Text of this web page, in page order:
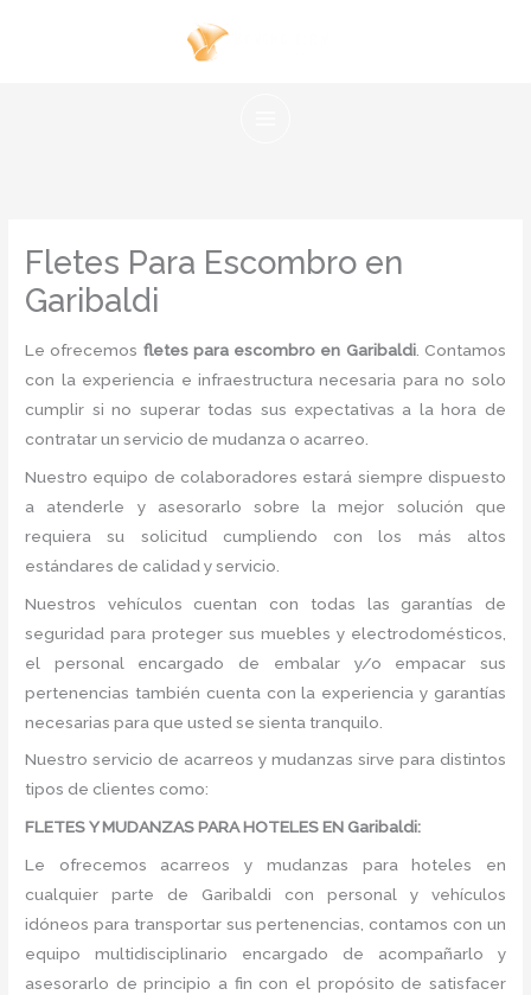
Fletes Para Escombro en
Garibaldi
Le ofrecemos fletes para escombro en Garibaldi. Contamos
con la experiencia e infraestructura necesaria para no solo
cumplir si no superar todas sus expectativas a la hora de
contratar un servicio de mudanza o acarreo.
Nuestro equipo de colaboradores estará siempre dispuesto
a atenderle y asesorarlo sobre la mejor solución que
requiera su solicitud cumpliendo con los más altos
estándares de calidad y servicio.
Nuestros vehículos cuentan con todas las garantías de
seguridad para proteger sus muebles y electrodomésticos,
el personal encargado de embalar y/o empacar sus
pertenencias también cuenta con la experiencia y garantías
necesarias para que usted se sienta tranquilo.
Nuestro servicio de acarreos y mudanzas sirve para distintos
tipos de clientes como:
FLETES Y MUDANZAS PARA HOTELES EN Garibaldi:
Le ofrecemos acarreos y mudanzas para hoteles en
cualquier parte de Garibaldi con personal y vehículos
idóneos para transportar sus pertenencias, contamos con un
equipo multidisciplinario encargado de acompañarlo y
asesorarlo de principio a fin con el propósito de satisfacer